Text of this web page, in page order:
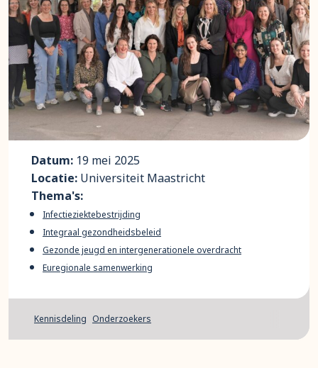
Datum: 19 mei 2025
Locatie: Universiteit Maastricht
Thema's:
Infectieziektebestrijding
Integraal gezondheidsbeleid
Gezonde jeugd en intergenerationele overdracht
Euregionale samenwerking
Kennisdeling Onderzoekers